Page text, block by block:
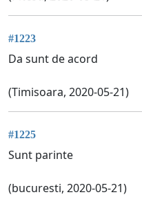
#1223
Da sunt de acord
(Timisoara, 2020-05-21)
#1225
Sunt parinte
(bucuresti, 2020-05-21)